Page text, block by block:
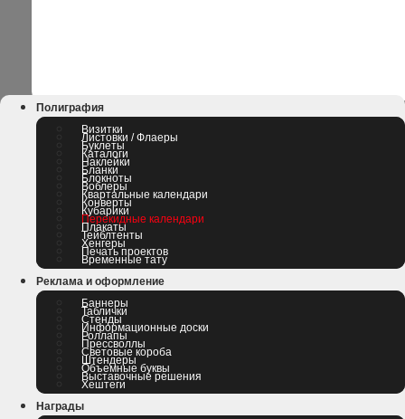
Полиграфия
Визитки
Листовки / Флаеры
Буклеты
Каталоги
Наклейки
Бланки
Блокноты
Воблеры
Квартальные календари
Конверты
Кубарики
Перекидные календари
Плакаты
Тейблтенты
Хенгеры
Печать проектов
Временные тату
Реклама и оформление
Баннеры
Таблички
Стенды
Информационные доски
Роллапы
Прессволлы
Световые короба
Штендеры
Объемные буквы
Выставочные решения
Хештеги
Награды